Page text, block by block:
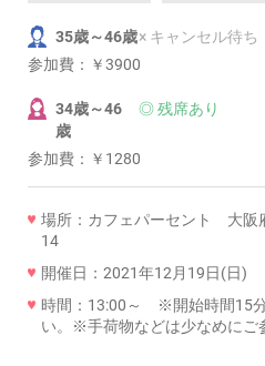
35歳～46歳× キャンセル待ち
参加費： ￥3900
34歳～46
歳
◎ 残席あり
参加費： ￥1280
場所：カフェパーセント 大阪
14
開催日：2021年12月19日(日)
時間：13:00～ ※開始時間15
い。※手荷物などは少なめにご